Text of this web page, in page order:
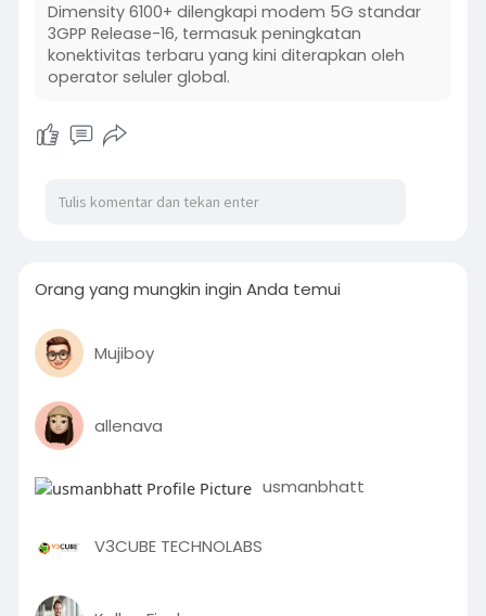
Dimensity 6100+ dilengkapi modem 5G standar
3GPP Release-16, termasuk peningkatan
konektivitas terbaru yang kini diterapkan oleh
operator seluler global.
Orang yang mungkin ingin Anda temui
Mujiboy
allenava
usmanbhatt
V3CUBE TECHNOLABS